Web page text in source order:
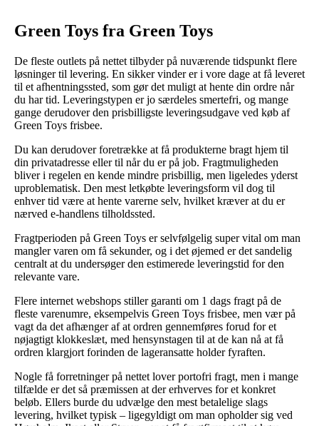
Green Toys fra Green Toys
De fleste outlets på nettet tilbyder på nuværende tidspunkt flere
løsninger til levering. En sikker vinder er i vore dage at få leveret
til et afhentningssted, som gør det muligt at hente din ordre når
du har tid. Leveringstypen er jo særdeles smertefri, og mange
gange derudover den prisbilligste leveringsudgave ved køb af
Green Toys frisbee.
Du kan derudover foretrække at få produkterne bragt hjem til
din privatadresse eller til når du er på job. Fragtmuligheden
bliver i regelen en kende mindre prisbillig, men ligeledes yderst
uproblematisk. Den mest letkøbte leveringsform vil dog til
enhver tid være at hente varerne selv, hvilket kræver at du er
nærved e-handlens tilholdssted.
Fragtperioden på Green Toys er selvfølgelig super vital om man
mangler varen om få sekunder, og i det øjemed er det sandelig
centralt at du undersøger den estimerede leveringstid for den
relevante vare.
Flere internet webshops stiller garanti om 1 dags fragt på de
fleste varenumre, eksempelvis Green Toys frisbee, men vær på
vagt da det afhænger af at ordren gennemføres forud for et
nøjagtigt klokkeslæt, med hensynstagen til at de kan nå at få
ordren klargjort forinden de lageransatte holder fyraften.
Nogle få forretninger på nettet lover portofri fragt, men i mange
tilfælde er det så præmissen at der erhverves for et konkret
beløb. Ellers burde du udvælge den mest betalelige slags
levering, hvilket typisk – ligegyldigt om man opholder sig ved